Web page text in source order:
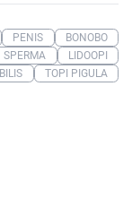
PENIS
BONOBO
SPERMA
LIDOOPI
TOPI PIGULA